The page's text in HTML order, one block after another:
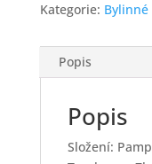
Kategorie: Bylinné
Popis
Popis
Složení: